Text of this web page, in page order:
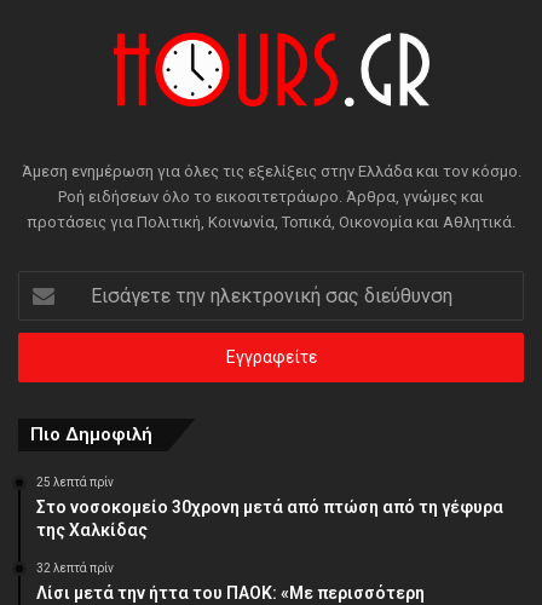
Άμεση ενημέρωση για όλες τις εξελίξεις στην Ελλάδα και τον κόσμο.
Ροή ειδήσεων όλο το εικοσιτετράωρο. Άρθρα, γνώμες και
προτάσεις για Πολιτική, Κοινωνία, Τοπικά, Οικονομία και Αθλητικά.
Εισάγετε
την
ηλεκτρονική
διεύθυνση
Πιο Δημοφιλή
25 λεπτά πρίν
Στο νοσοκομείο 30χρονη μετά από πτώση από τη γέφυρα
της Χαλκίδας
32 λεπτά πρίν
Λίσι μετά την ήττα του ΠΑΟΚ: «Με περισσότερη